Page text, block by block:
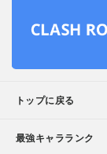
トップに戻る
最強キャラランク